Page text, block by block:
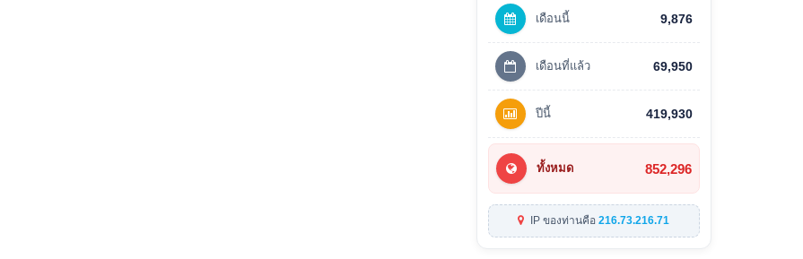
เดือนนี้ 9,876
เดือนที่แล้ว 69,950
ปีนี้ 419,930
ทั้งหมด 852,296
IP ของท่านคือ216.73.216.71